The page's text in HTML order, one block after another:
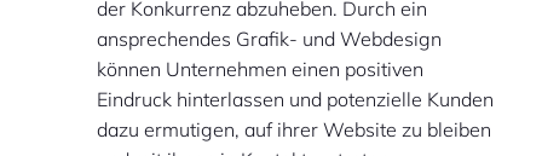
der Konkurrenz abzuheben. Durch ein
ansprechendes Grafik- und Webdesign
können Unternehmen einen positiven
Eindruck hinterlassen und potenzielle Kunden
dazu ermutigen, auf ihrer Website zu bleiben